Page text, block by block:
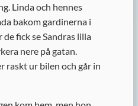
Linda och hennes
bakom gardinerna i
fick se Sandras lilla
nere på gatan.
raskt ur bilen och går in